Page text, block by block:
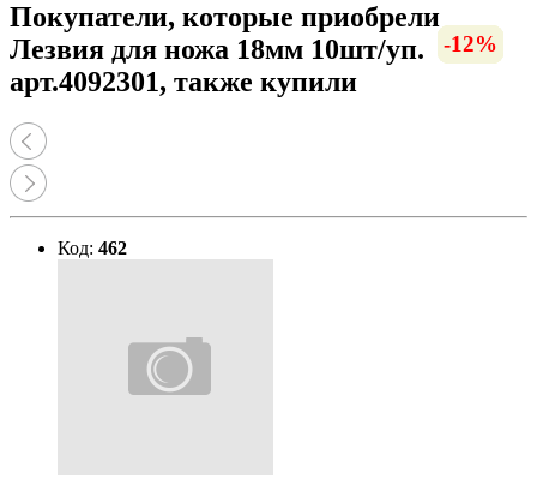
Покупатели, которые приобрели
Лезвия для ножа 18мм 10шт/уп.
арт.4092301, также купили
Код: 462
-8%
-13%
-7%
-10%
-13%
-6%
-12%